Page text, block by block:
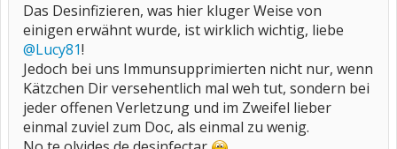
Das Desinfizieren, was hier kluger Weise von
einigen erwähnt wurde, ist wirklich wichtig, liebe
@Lucy81!
Jedoch bei uns Immunsupprimierten nicht nur, wenn
Kätzchen Dir versehentlich mal weh tut, sondern bei
jeder offenen Verletzung und im Zweifel lieber
einmal zuviel zum Doc, als einmal zu wenig.